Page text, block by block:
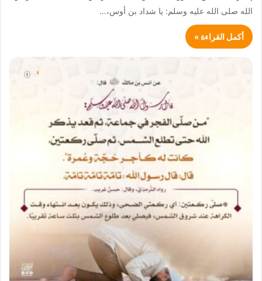
الله صلى الله عليه وسلم: يا شداد بن أوس،…
أكمل القراءة »